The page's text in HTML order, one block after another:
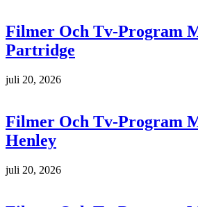
Filmer Och Tv-Program
Partridge
juli 20, 2026
Filmer Och Tv-Program
Henley
juli 20, 2026